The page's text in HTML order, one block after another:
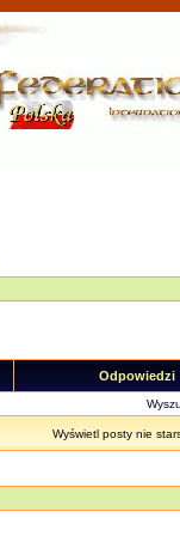
Odpowiedzi
Wyświetl posty nie